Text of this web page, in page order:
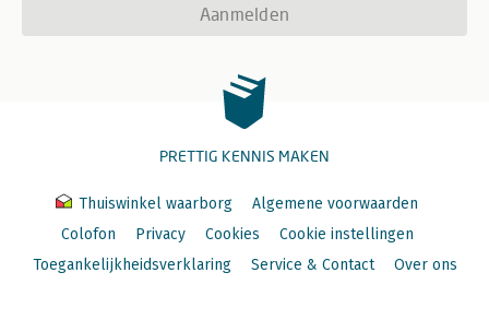
Aanmelden
PRETTIG KENNIS MAKEN
Thuiswinkel waarborg
Algemene voorwaarden
Colofon
Privacy Cookies
Cookie instellingen
Toegankelijkheidsverklaring
Service & Contact Over ons